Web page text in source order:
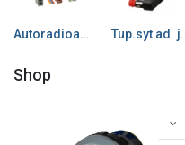
Autoradioasennus tarv
Shop